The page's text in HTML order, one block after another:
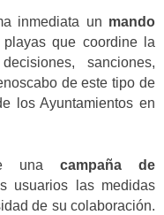
inmediata un mando
que coordine la
sanciones,
de este tipo de
los Ayuntamientos en
una campaña de
usuarios las medidas
de su colaboración.